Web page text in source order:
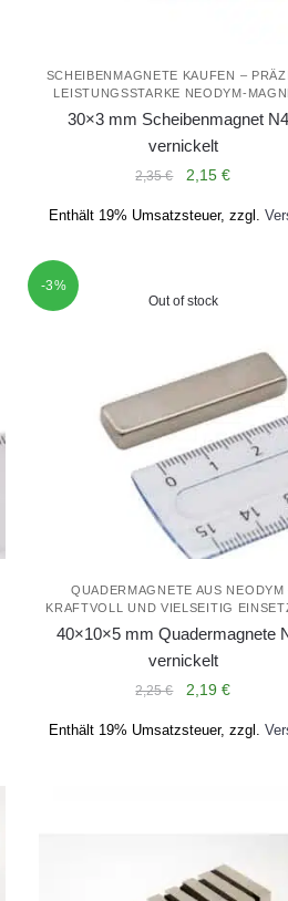
SCHEIBENMAGNETE KAUFEN –
LEISTUNGSSTARKE NEODYM-
30×3 mm Scheibenmagnet
vernickelt
2,35€
Ursprünglicher
war:
2,15€Aktueller
ist:
Enthält 19% Umsatzsteuer, zzgl.
-3%
Out of stock
QUADERMAGNETE AUS NEODYM
KRAFTVOLL UND VIELSEITIG
40×10×5 mm Quadermagnete
vernickelt
2,25€
Ursprünglicher
war:
2,19€Aktueller
ist:
Enthält 19% Umsatzsteuer, zzgl.